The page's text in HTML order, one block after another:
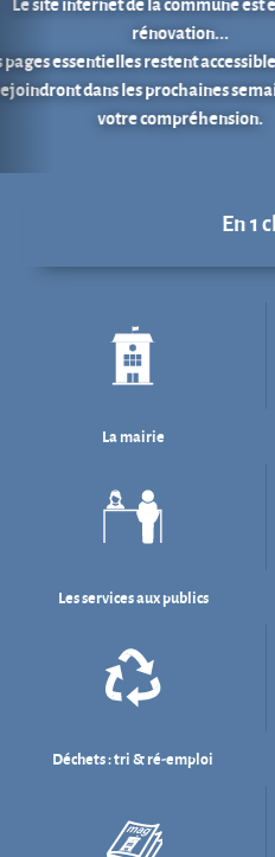
En 1
La mairie
Les services aux publics
Déchets : tri & ré-emploi
l'Echo de Montagne